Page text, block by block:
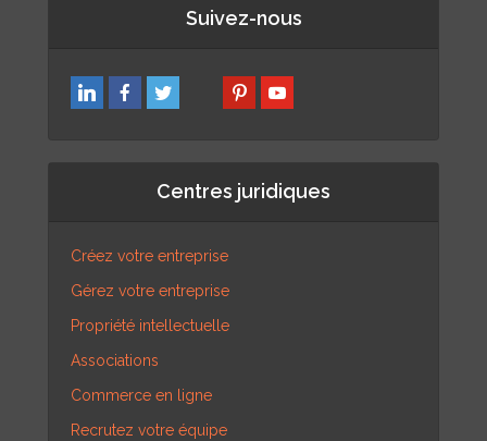
Suivez-nous
Centres juridiques
Créez votre entreprise
Gérez votre entreprise
Propriété intellectuelle
Associations
Commerce en ligne
Recrutez votre équipe